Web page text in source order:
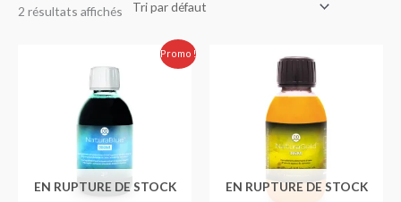
2 résultats affichés
Promo !
EN RUPTURE DE STOCK
prix
initial
était :
500.00 Dhs.
EN RUPTURE DE STOCK